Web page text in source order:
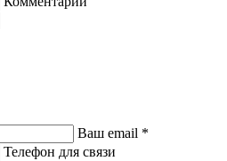
Ваш email *
Телефон для связи